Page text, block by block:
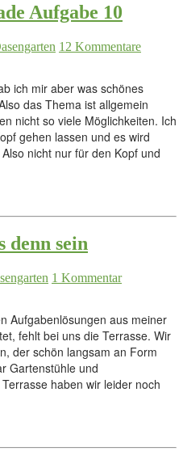
Aufgabe 10
12 Kommentare
ich mir aber was schönes
das Thema ist allgemein
nicht so viele Möglichkeiten. Ich
gehen lassen und es wird
nicht nur für den Kopf und
denn sein
1 Kommentar
Aufgabenlösungen aus meiner
fehlt bei uns die Terrasse. Wir
der schön langsam an Form
Gartenstühle und
haben wir leider noch